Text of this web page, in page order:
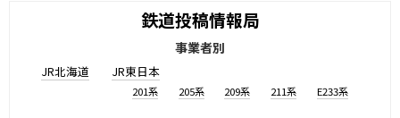
鉄道投稿情報局
事業者別
JR北海道 JR東日本
201系 205系 209系 211系 E233系